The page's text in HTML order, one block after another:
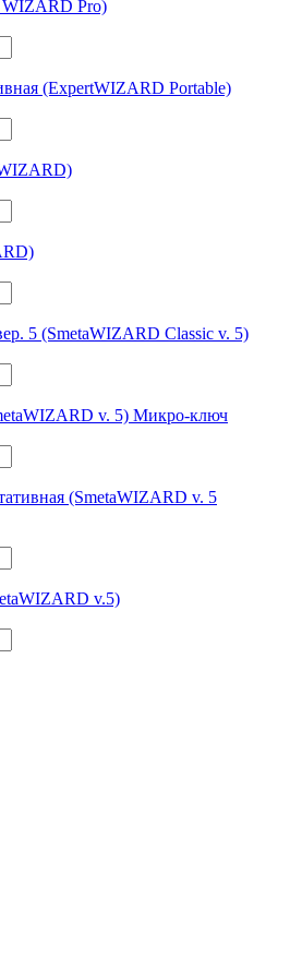
Pro)
(ExpertWIZARD Portable)
5 (SmetaWIZARD Classic v. 5)
v. 5) Микро-ключ
(SmetaWIZARD v. 5
v.5)